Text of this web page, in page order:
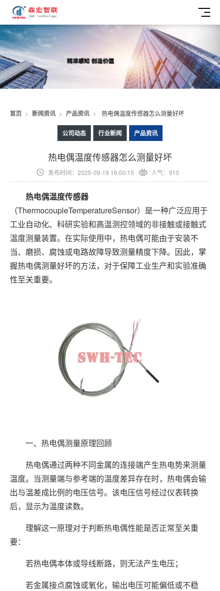
首页 > 新闻资讯 > 产品资讯 > 热电偶温度传感器怎么测量好坏
公司动态 行业新闻 产品资讯
热电偶温度传感器怎么测量好坏
发布时间：2025-09-19 16:00:15 人气：910
热电偶温度传感器
（ThermocoupleTemperatureSensor）是一种广泛应用于
工业自动化、科研实验和高温测控领域的非接触或接触式
温度测量装置。在实际使用中，热电偶可能由于安装不
当、磨损、腐蚀或电路故障导致测量精度下降。因此，掌
握热电偶测量好坏的方法，对于保障工业生产和实验准确
性至关重要。
一、热电偶测量原理回顾
热电偶通过两种不同金属的连接端产生热电势来测量
温度。当测量端与参考端的温度差异存在时，热电偶会输
出与温差成比例的电压信号。该电压信号经过仪表转换
后，显示为温度读数。
理解这一原理对于判断热电偶性能是否正常至关重
要：
若热电偶本体或导线断路，则无法产生电压；
若金属接点腐蚀或氧化，输出电压可能偏低或不稳